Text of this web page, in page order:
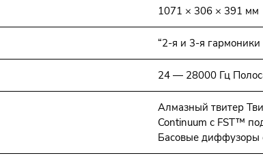
1071 × 306 × 391 мм
“2-я и 3-я
24 — 28000 Гц
Алмазный твитер
Continuum с FST™
Басовые